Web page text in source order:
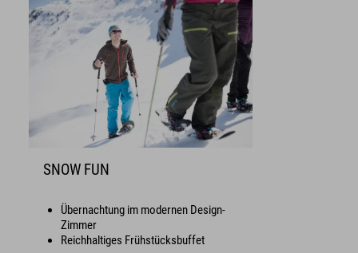
SNOW FUN
Übernachtung im modernen Design-
Zimmer
Reichhaltiges Frühstücksbuffet